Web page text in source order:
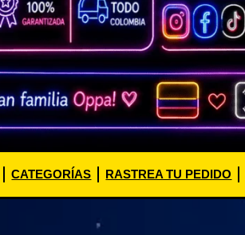
CATEGORÍAS RASTREA TU PEDIDO